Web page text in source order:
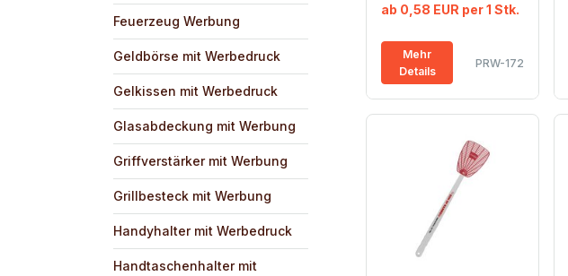
Feuerzeug Werbung
Geldbörse mit Werbedruck
Gelkissen mit Werbedruck
Glasabdeckung mit Werbung
Griffverstärker mit Werbung
Grillbesteck mit Werbung
Handyhalter mit Werbedruck
Handtaschenhalter mit
ab 0,58 EUR per 1 Stk.
Mehr
Details
PRW-172